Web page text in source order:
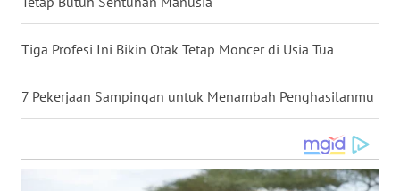
Tiga Profesi Ini Bikin Otak Tetap Moncer di Usia Tua
7 Pekerjaan Sampingan untuk Menambah Penghasilanmu
WN
NUSANTARA
WN
JOGJA